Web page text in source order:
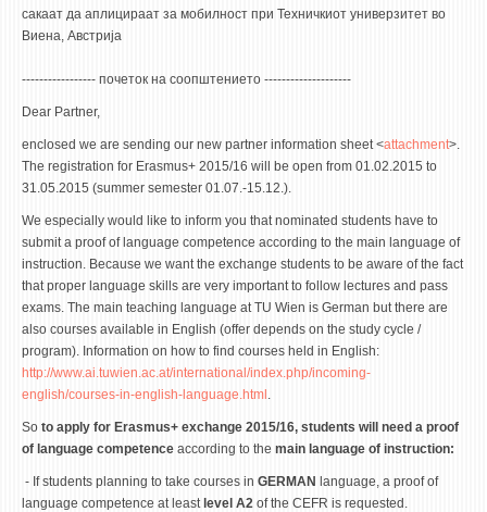
сакаат да аплицираат за мобилност при Техничкиот универзитет во
Виена, Австрија
----------------- почеток на соопштението --------------------
Dear Partner,
enclosed we are sending our new partner information sheet <attachment>.
The registration for Erasmus+ 2015/16 will be open from 01.02.2015 to
31.05.2015 (summer semester 01.07.-15.12.).
We especially would like to inform you that nominated students have to
submit a proof of language competence according to the main language of
instruction. Because we want the exchange students to be aware of the fact
that proper language skills are very important to follow lectures and pass
exams. The main teaching language at TU Wien is German but there are
also courses available in English (offer depends on the study cycle /
program). Information on how to find courses held in English:
http://www.ai.tuwien.ac.at/international/index.php/incoming-
english/courses-in-english-language.html .
So to apply for Erasmus+ exchange 2015/16, students will need a proof
of language competence according to the main language of instruction:
- If students planning to take courses in GERMAN language, a proof of
language competence at leastlevel A2 of the CEFR is requested.